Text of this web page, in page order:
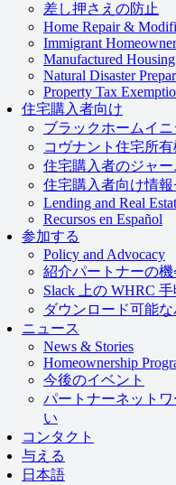
差し押さえの防止
Home Repair &
Immigrant
Manufactured
Natural Disaster
Property Tax
住宅購入者向け
ブラックホームイ
コヴナント住宅所
住宅購入者のジャ
住宅購入者向け情
Lending and Real
Recursos en Español
参加する
Policy and Advocacy
紹介パートナーの機
Slack 上の WHRC
ダウンロード可能
ニュース
News & Stories
Homeownership
今後のイベント
パートナーネット
い
コンタクト
与える
日本語